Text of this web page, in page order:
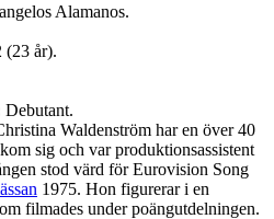
Alamanos.
(23 år).
Debutant.
Waldenström har en över 40
sig och var produktionsassistent
stod värd för Eurovision Song
1975. Hon figurerar i en
filmades under poängutdelningen.